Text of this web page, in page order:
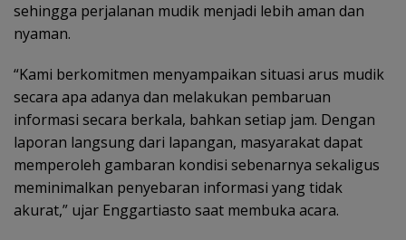
sehingga perjalanan mudik menjadi lebih aman dan
nyaman.
“Kami berkomitmen menyampaikan situasi arus mudik
secara apa adanya dan melakukan pembaruan
informasi secara berkala, bahkan setiap jam. Dengan
laporan langsung dari lapangan, masyarakat dapat
memperoleh gambaran kondisi sebenarnya sekaligus
meminimalkan penyebaran informasi yang tidak
akurat,” ujar Enggartiasto saat membuka acara.